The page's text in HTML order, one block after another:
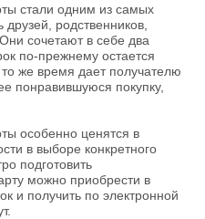
стали одним из самых
родственников,
сочетают в себе два
по-прежнему остается
же время дает получателю
понравившуюся покупку,
особенно ценятся в
в выборе конкретного
подготовить
можно приобрести в
и получить по электронной